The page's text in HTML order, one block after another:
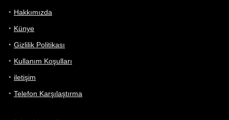
Hakkımızda
Künye
Gizlilik Politikası
Kullanım Koşulları
iletişim
Telefon Karşılaştırma